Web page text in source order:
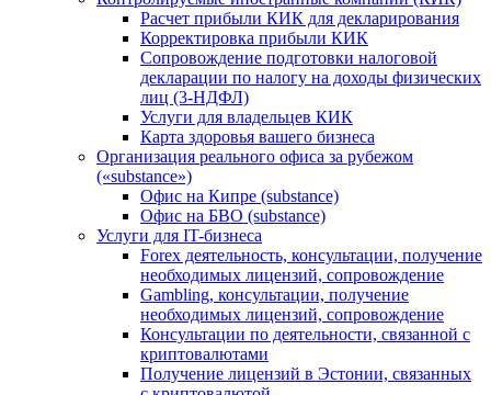
Расчет прибыли КИК для декларирования
Корректировка прибыли КИК
Сопровождение подготовки налоговой
декларации по налогу на доходы физических
лиц (3-НДФЛ)
Услуги для владельцев КИК
Карта здоровья вашего бизнеса
Организация реального офиса за рубежом
(«substance»)
Офис на Кипре (substance)
Офис на БВО (substance)
Услуги для IT-бизнеса
Forex деятельность, консультации, получение
необходимых лицензий, сопровождение
Gambling, консультации, получение
необходимых лицензий, сопровождение
Консультации по деятельности, связанной с
криптовалютами
Получение лицензий в Эстонии, связанных